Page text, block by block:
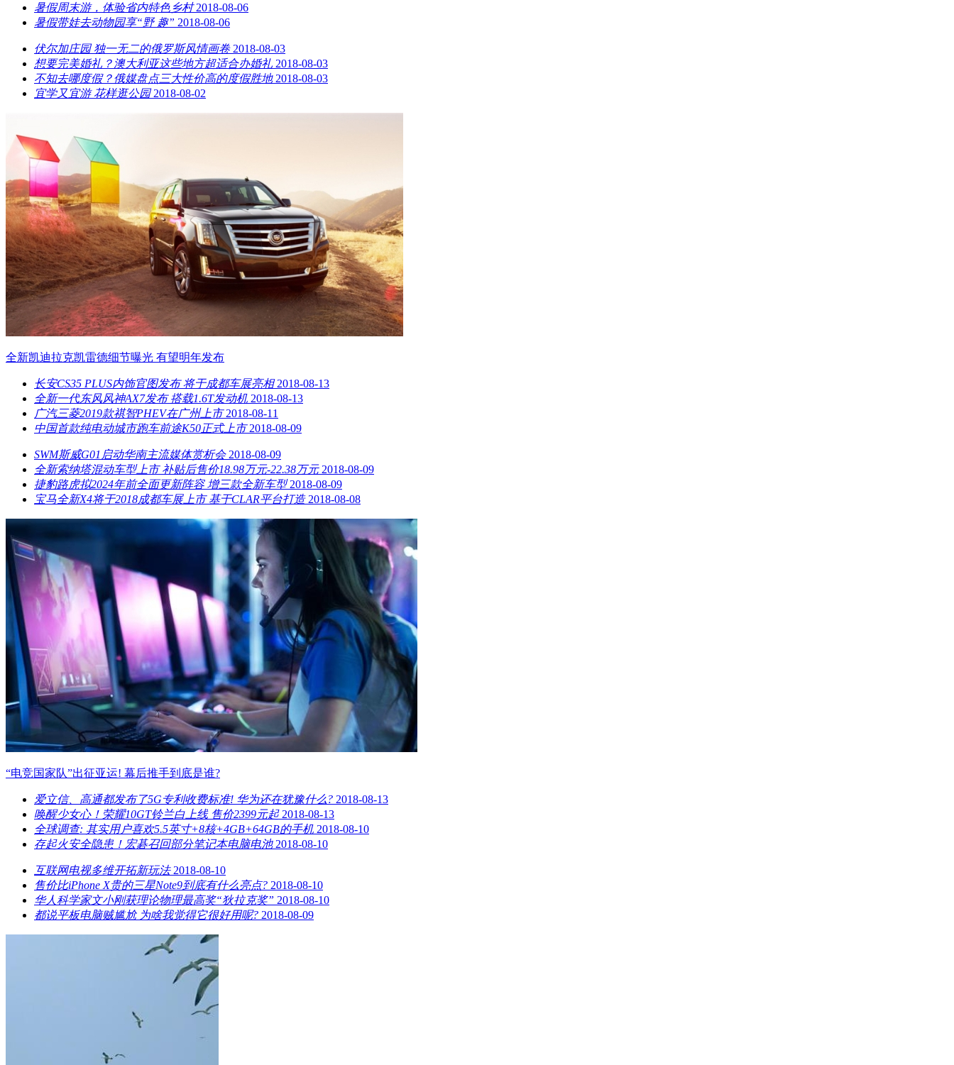
暑假周末游，体验省内特色乡村 2018-08-06
暑假带娃去动物园享“野 趣” 2018-08-06
伏尔加庄园 独一无二的俄罗斯风情画卷 2018-08-03
想要完美婚礼？澳大利亚这些地方超适合办婚礼 2018-08-03
不知去哪度假？俄媒盘点三大性价高的度假胜地 2018-08-03
宜学又宜游 花样逛公园 2018-08-02
全新凯迪拉克凯雷德细节曝光 有望明年发布
长安CS35 PLUS内饰官图发布 将于成都车展亮相 2018-08-13
全新一代东风风神AX7发布 搭载1.6T发动机 2018-08-13
广汽三菱2019款祺智PHEV在广州上市 2018-08-11
中国首款纯电动城市跑车前途K50正式上市 2018-08-09
SWM斯威G01启动华南主流媒体赏析会 2018-08-09
全新索纳塔混动车型上市 补贴后售价18.98万元-22.38万元 2018-08-09
捷豹路虎拟2024年前全面更新阵容 增三款全新车型 2018-08-09
宝马全新X4将于2018成都车展上市 基于CLAR平台打造 2018-08-08
“电竞国家队”出征亚运! 幕后推手到底是谁?
爱立信、高通都发布了5G专利收费标准! 华为还在犹豫什么? 2018-08-13
唤醒少女心！荣耀10GT铃兰白上线 售价2399元起 2018-08-13
全球调查: 其实用户喜欢5.5英寸+8核+4GB+64GB的手机 2018-08-10
存起火安全隐患！宏碁召回部分笔记本电脑电池 2018-08-10
互联网电视多维开拓新玩法 2018-08-10
售价比iPhone X贵的三星Note9到底有什么亮点? 2018-08-10
华人科学家文小刚获理论物理最高奖“狄拉克奖” 2018-08-10
都说平板电脑贼尴尬 为啥我觉得它很好用呢? 2018-08-09